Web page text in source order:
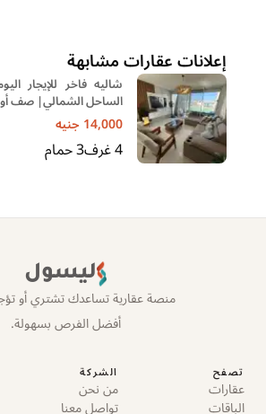
إعلانات عقارات مشابهة
شاليه فاخر للإيجار
الساحل الشمالي| صف
14,000 جنيه
4غرف3حمام
ليسول
منصة عقارية تساعدك تشتري أو
أفضل الفرص بسهولة.
تصفح
عقارات
الباقات
الشركة
من نحن
تواصل معنا